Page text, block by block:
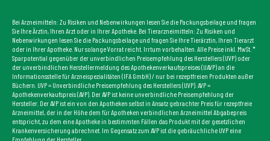
Bei Arzneimitteln: Zu Risiken und Nebenwirkungen lesen Sie die Packungsbeilage und fragen
Sie Ihre Ärztin, Ihren Arzt oder in Ihrer Apotheke. Bei Tierarzneimitteln: Zu Risiken und
Nebenwirkungen lesen Sie die Packungsbeilage und fragen Sie Ihre Tierärztin, Ihren Tierarzt
oder in Ihrer Apotheke. Nur solange Vorrat reicht. Irrtum vorbehalten. Alle Preise inkl. MwSt. *
Sparpotential gegenüber der unverbindlichen Preisempfehlung des Herstellers (UVP) oder
der unverbindlichen Herstellermeldung des Apothekenverkaufspreises (UAVP) an die
Informationsstelle für Arzneispezialitäten (IFA GmbH) / nur bei rezeptfreien Produkten außer
Büchern. UVP = Unverbindliche Preisempfehlung des Herstellers (UVP). AVP =
Apothekenverkaufspreis (AVP). Der AVP ist keine unverbindliche Preisempfehlung der
Hersteller. Der AVP ist ein von den Apotheken selbst in Ansatz gebrachter Preis für rezeptfreie
Arzneimittel, der in der Höhe dem für Apotheken verbindlichen Arzneimittel Abgabepreis
entspricht, zu dem eine Apotheke in bestimmten Fällen das Produkt mit der gesetzlichen
Krankenversicherung abrechnet. Im Gegensatz zum AVP ist die gebräuchliche UVP eine
Empfehlung der Hersteller.